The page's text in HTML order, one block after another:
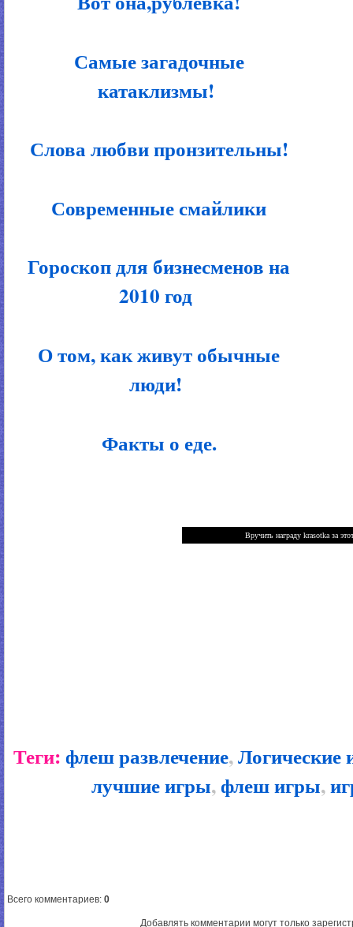
Самые загадочные
катаклизмы!
Слова любви пронзительны!
Современные смайлики
Гороскоп для бизнесменов на
2010 год
О том, как живут обычные
люди!
Факты о еде.
Теги: флеш развлечение,Логические
лучшие игры,флеш игры,
Всего комментариев: 0
Добавлять комментарии могут только